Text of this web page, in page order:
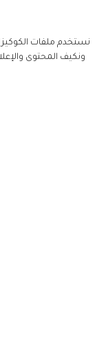
نستخدم ملفات
ونكيف المحتوى